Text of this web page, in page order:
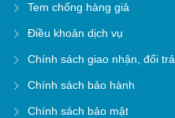
Tem chống hàng giả
Điều khoản dịch vụ
Chính sách giao nhận, đổi trả
Chính sách bảo hành
Chính sách bảo mật